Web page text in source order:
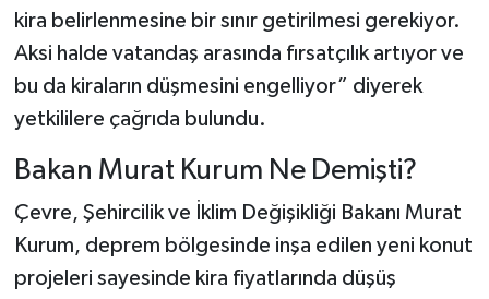
kira belirlenmesine bir sınır getirilmesi gerekiyor.
Aksi halde vatandaş arasında fırsatçılık artıyor ve
bu da kiraların düşmesini engelliyor” diyerek
yetkililere çağrıda bulundu.
Bakan Murat Kurum Ne Demişti?
Çevre, Şehircilik ve İklim Değişikliği Bakanı Murat
Kurum, deprem bölgesinde inşa edilen yeni konut
projeleri sayesinde kira fiyatlarında düşüş